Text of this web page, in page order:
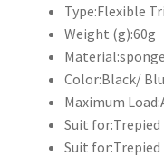
Type:Flexible
Weight (g):60g
Material:
Color:Black/
Maximum Load:
Suit for:
Suit for: